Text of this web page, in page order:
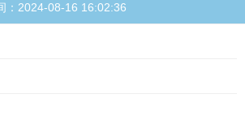
：2024-08-16 16:02:36